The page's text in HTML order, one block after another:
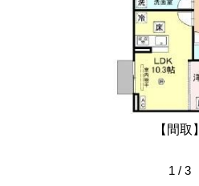
【間取】
1 / 3